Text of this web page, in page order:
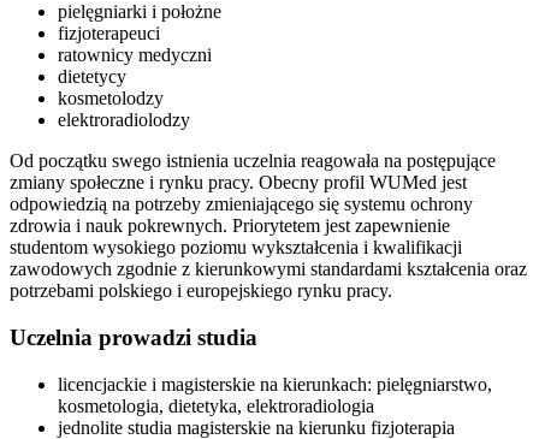
pielęgniarki i położne
fizjoterapeuci
ratownicy medyczni
dietetycy
kosmetolodzy
elektroradiolodzy
Od początku swego istnienia uczelnia reagowała na postępujące
zmiany społeczne i rynku pracy. Obecny profil WUMed jest
odpowiedzią na potrzeby zmieniającego się systemu ochrony
zdrowia i nauk pokrewnych. Priorytetem jest zapewnienie
studentom wysokiego poziomu wykształcenia i kwalifikacji
zawodowych zgodnie z kierunkowymi standardami kształcenia oraz
potrzebami polskiego i europejskiego rynku pracy.
Uczelnia prowadzi studia
licencjackie i magisterskie na kierunkach: pielęgniarstwo,
kosmetologia, dietetyka, elektroradiologia
jednolite studia magisterskie na kierunku fizjoterapia